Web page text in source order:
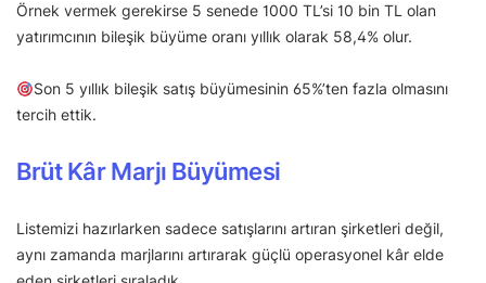
Örnek vermek gerekirse 5 senede 1000 TL’si 10 bin TL olan
yatırımcının bileşik büyüme oranı yıllık olarak 58,4% olur.
Son 5 yıllık bileşik satış büyümesinin 65%’ten fazla olmasını
tercih ettik.
Brüt Kâr Marjı Büyümesi
Listemizi hazırlarken sadece satışlarını artıran şirketleri değil,
aynı zamanda marjlarını artırarak güçlü operasyonel kâr elde